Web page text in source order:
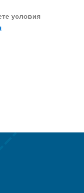
условия